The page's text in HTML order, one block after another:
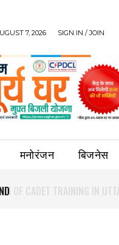
7, 2026 SIGN IN / JOIN
मनोरंजन बिजनेस